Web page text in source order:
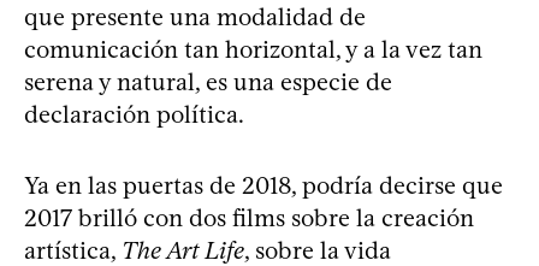
que presente una modalidad de
comunicación tan horizontal, y a la vez tan
serena y natural, es una especie de
declaración política.
Ya en las puertas de 2018, podría decirse que
2017 brilló con dos films sobre la creación
artística, The Art Life, sobre la vida